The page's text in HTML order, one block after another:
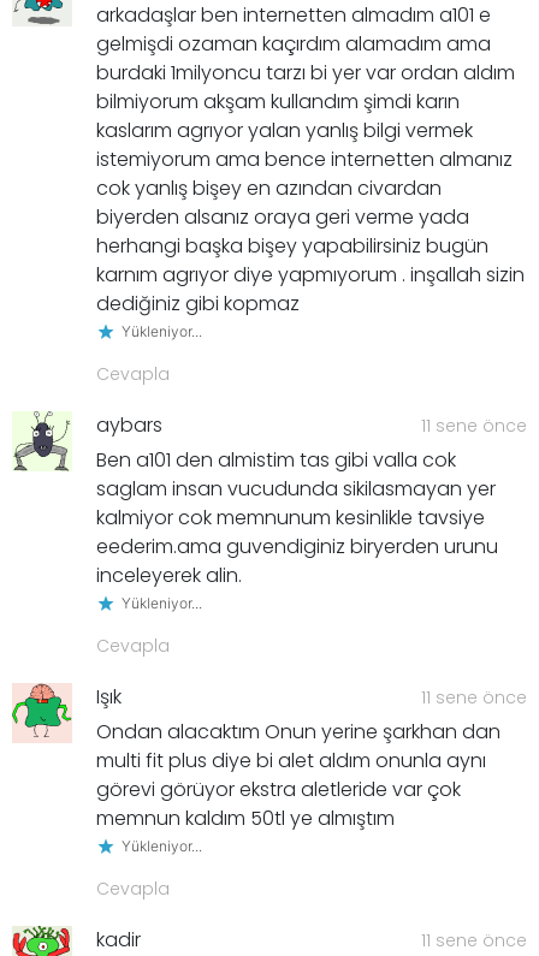
arkadaşlar ben internetten almadım a101 e
gelmişdi ozaman kaçırdım alamadım ama
burdaki 1milyoncu tarzı bi yer var ordan aldım
bilmiyorum akşam kullandım şimdi karın
kaslarım agrıyor yalan yanlış bilgi vermek
istemiyorum ama bence internetten almanız
cok yanlış bişey en azından civardan
biyerden alsanız oraya geri verme yada
herhangi başka bişey yapabilirsiniz bugün
karnım agrıyor diye yapmıyorum . inşallah sizin
dediğiniz gibi kopmaz
Yükleniyor...
Cevapla
aybars 11 sene önce
Ben a101 den almistim tas gibi valla cok
saglam insan vucudunda sikilasmayan yer
kalmiyor cok memnunum kesinlikle tavsiye
eederim.ama guvendiginiz biryerden urunu
inceleyerek alin.
Yükleniyor...
Cevapla
Işık 11 sene önce
Ondan alacaktım Onun yerine şarkhan dan
multi fit plus diye bi alet aldım onunla aynı
görevi görüyor ekstra aletleride var çok
memnun kaldım 50tl ye almıştım
Yükleniyor...
Cevapla
kadir 11 sene önce